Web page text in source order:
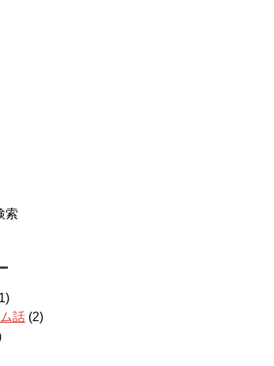
索
話 (2)